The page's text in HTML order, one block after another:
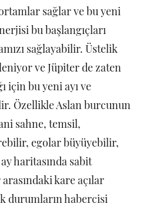
sağlar ve bu yeni
bu başlangıçları
sağlayabilir. Üstelik
ve Jüpiter de zaten
için bu yeni ayı ve
Özellikle Aslan burcunun
sahne, temsil,
egolar büyüyebilir,
haritasında sabit
kare açılar
durumların habercisi